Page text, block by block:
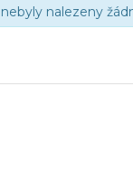
nalezeny